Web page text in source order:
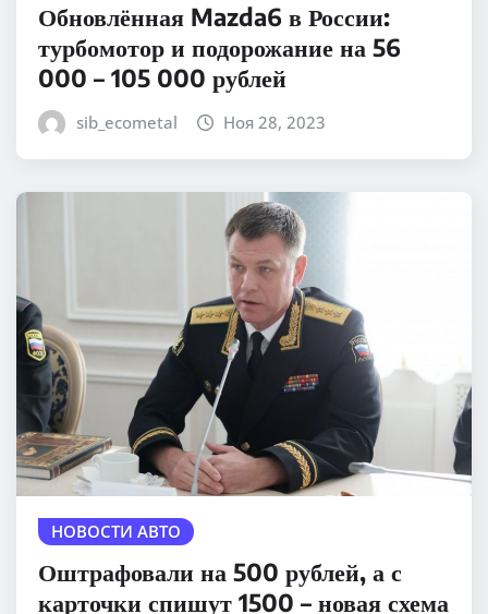
Обновлённая Mazda6 в России:
турбомотор и подорожание на 56
000 – 105 000 рублей
sib_ecometal Ноя 28, 2023
НОВОСТИ АВТО
Оштрафовали на 500 рублей, а с
карточки спишут 1500 – новая схема